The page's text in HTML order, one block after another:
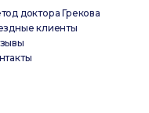
доктора Грекова
клиенты